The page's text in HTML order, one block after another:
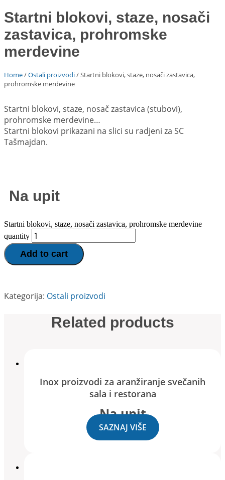
Startni blokovi, staze, nosači
zastavica, prohromske
merdevine
Home/Ostali proizvodi/ Startni blokovi, staze, nosači zastavica,
prohromske merdevine
Startni blokovi, staze, nosač zastavica (stubovi),
prohromske merdevine…
Startni blokovi prikazani na slici su radjeni za SC
Tašmajdan.
Na upit
Startni blokovi, staze, nosači zastavica, prohromske merdevine
quantity
Add to cart
Kategorija: Ostali proizvodi
Related products
Inox proizvodi za aranžiranje svečanih
sala i restorana
Na upit
SAZNAJ VIŠE